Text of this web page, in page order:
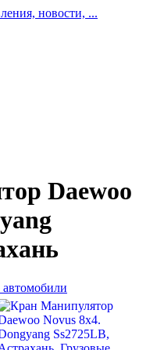
новости, ...
Daewoo
автомобили